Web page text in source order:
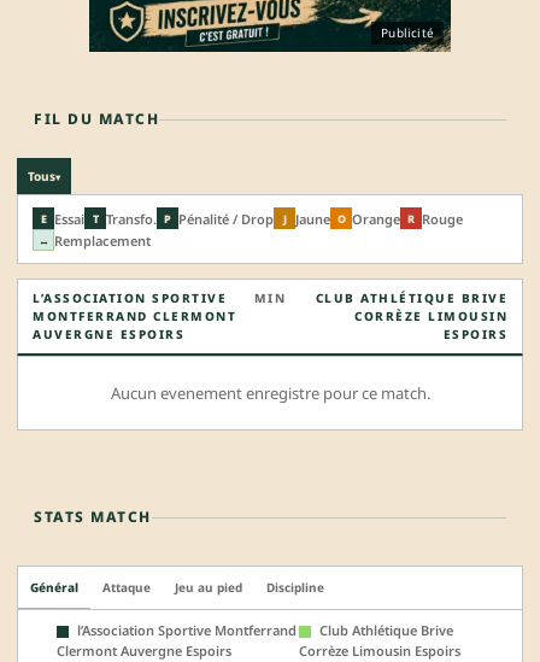
Publicité
FIL DU MATCH
Tous▾
E Essai T Transfo. P Pénalité / Drop J Jaune O Orange R Rouge
↔ Remplacement
L’ASSOCIATION SPORTIVE
MONTFERRAND CLERMONT
AUVERGNE ESPOIRS
MIN
CLUB ATHLÉTIQUE BRIVE
CORRÈZE LIMOUSIN
ESPOIRS
Aucun evenement enregistre pour ce match.
STATS MATCH
Général Attaque Jeu au pied Discipline
l’Association Sportive Montferrand
Clermont Auvergne Espoirs
Club Athlétique Brive
Corrèze Limousin Espoirs